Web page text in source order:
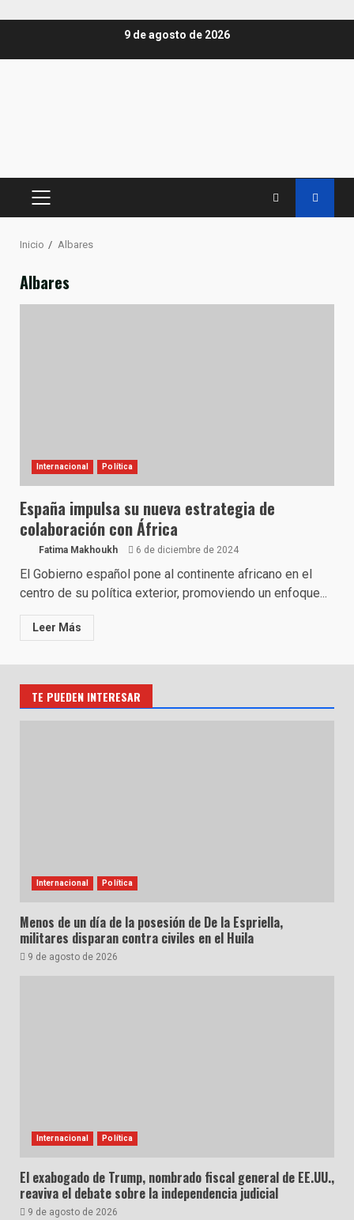
9 de agosto de 2026
MENÚ
Inicio Albares
Albares
Internacional Política
España impulsa su nueva estrategia de
colaboración con África
Fatima Makhoukh 6 de diciembre de 2024
El Gobierno español pone al continente africano en el
centro de su política exterior, promoviendo un enfoque...
Leer Más
TE PUEDEN INTERESAR
Internacional Política
Menos de un día de la posesión de De la Espriella,
militares disparan contra civiles en el Huila
9 de agosto de 2026
Internacional Política
El exabogado de Trump, nombrado fiscal general de EE.UU.,
reaviva el debate sobre la independencia judicial
9 de agosto de 2026